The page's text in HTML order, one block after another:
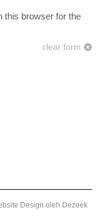
this browser for the
clear form
Design oleh Dezeek